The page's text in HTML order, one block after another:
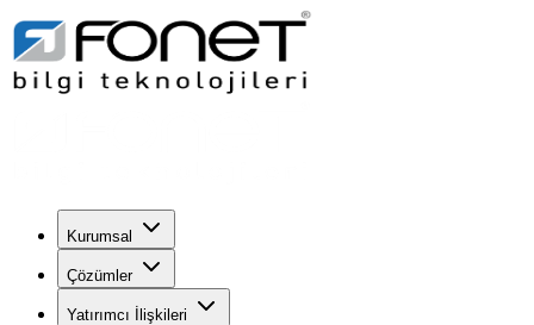
Kurumsal
Çözümler
Yatırımcı İlişkileri